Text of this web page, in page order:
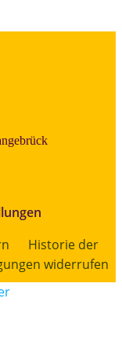
Historie der
widerrufen